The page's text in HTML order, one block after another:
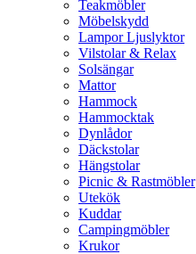
Teakmöbler
Möbelskydd
Lampor Ljuslyktor
Vilstolar & Relax
Solsängar
Mattor
Hammock
Hammocktak
Dynlådor
Däckstolar
Hängstolar
Picnic & Rastmöbler
Utekök
Kuddar
Campingmöbler
Krukor